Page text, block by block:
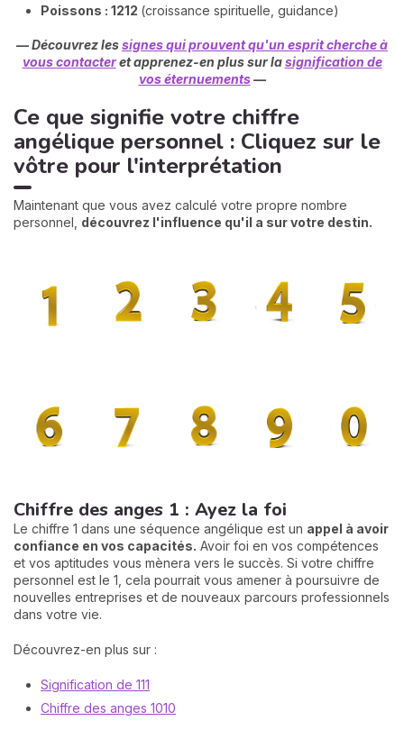
Poissons : 1212 (croissance spirituelle, guidance)
— Découvrez lessignes qui prouvent qu'un esprit cherche à
vous contacteret apprenez-en plus sur lasignification de
vos éternuements—
Ce que signifie votre chiffre
angélique personnel : Cliquez sur le
vôtre pour l'interprétation
Maintenant que vous avez calculé votre propre nombre
personnel, découvrez l'influence qu'il a sur votre destin.
Chiffre des anges 1 : Ayez la foi
Le chiffre 1 dans une séquence angélique est un appel à avoir
confiance en vos capacités. Avoir foi en vos compétences
et vos aptitudes vous mènera vers le succès. Si votre chiffre
personnel est le 1, cela pourrait vous amener à poursuivre de
nouvelles entreprises et de nouveaux parcours professionnels
dans votre vie.
Découvrez-en plus sur :
Signification de 111
Chiffre des anges 1010